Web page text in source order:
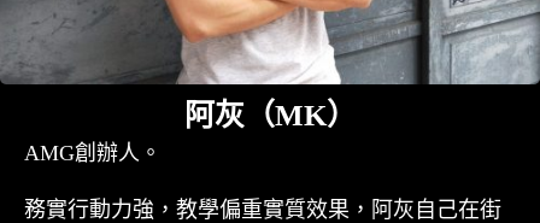
阿灰（MK）
AMG創辦人。
務實行動力強，教學偏重實質效果，阿灰自己在街